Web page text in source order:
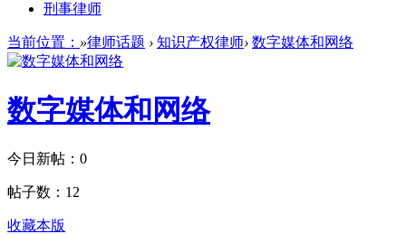
刑事律师
当前位置： »律师话题 › 知识产权律师› 数字媒体和网络
数字媒体和网络
今日新帖： 0
帖子数： 12
收藏本版